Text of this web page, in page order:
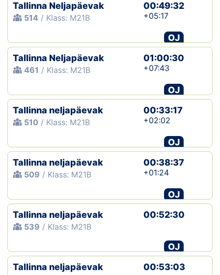
Tallinna Neljapäevak
514 / Klass: M21B
00:49:32
+05:17
OJ
Tallinna Neljapäevak
461 / Klass: M21B
01:00:30
+07:43
OJ
Tallinna neljapäevak
510 / Klass: M21B
00:33:17
+02:02
OJ
Tallinna neljapäevak
509 / Klass: M21B
00:38:37
+01:24
OJ
Tallinna neljapäevak
539 / Klass: M21B
00:52:30
OJ
Tallinna neljapäevak
00:53:03